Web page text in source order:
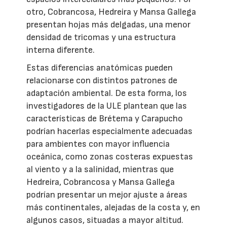
otro, Cobrancosa, Hedreira y Mansa Gallega
presentan hojas más delgadas, una menor
densidad de tricomas y una estructura
interna diferente.
Estas diferencias anatómicas pueden
relacionarse con distintos patrones de
adaptación ambiental. De esta forma, los
investigadores de la ULE plantean que las
características de Brétema y Carapucho
podrían hacerlas especialmente adecuadas
para ambientes con mayor influencia
oceánica, como zonas costeras expuestas
al viento y a la salinidad, mientras que
Hedreira, Cobrancosa y Mansa Gallega
podrían presentar un mejor ajuste a áreas
más continentales, alejadas de la costa y, en
algunos casos, situadas a mayor altitud.